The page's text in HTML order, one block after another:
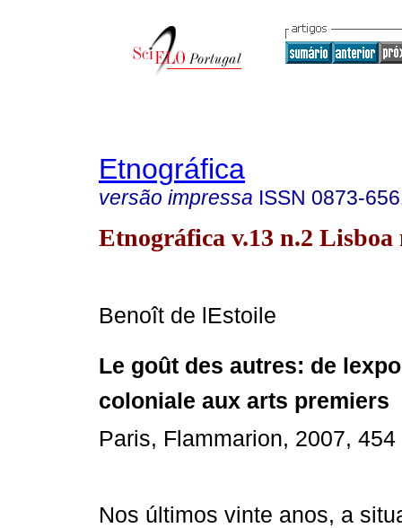
Etnográfica
versão impressa ISSN 0873-
Etnográfica v.13 n.2 Lisboa
Benoît de lEstoile
Le goût des autres: de
coloniale aux arts premiers
Paris, Flammarion, 2007,
Nos últimos vinte anos, a